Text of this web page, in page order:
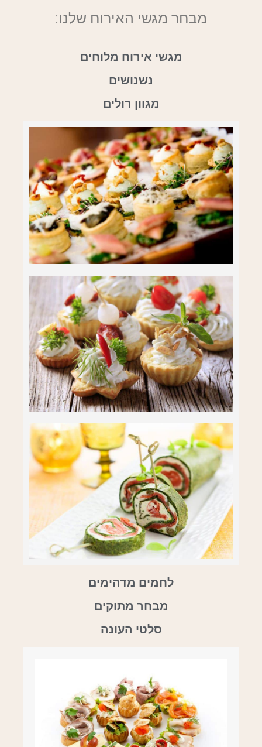
מבחר מגשי האירוח שלנו:
מגשי אירוח מלוחים
נשנושים
מגוון רולים
לחמים מדהימים
מבחר מתוקים
סלטי העונה